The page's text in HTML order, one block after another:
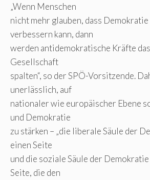
„Wenn Menschen
nicht mehr glauben, dass
verbessern kann, dann
werden antidemokratische Kräfte
Gesellschaft
spalten“, so der SPÖ-Vorsitzende.
unerlässlich, auf
nationaler wie europäischer Ebene
und Demokratie
zu stärken – „die liberale Säule der
einen Seite
und die soziale Säule der
Seite, die den